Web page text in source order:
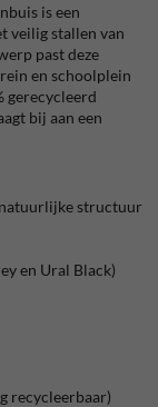
is een
veilig stallen van
past deze
en schoolplein
gerecycleerd
bij aan een
structuur
en Ural Black)
recycleerbaar)